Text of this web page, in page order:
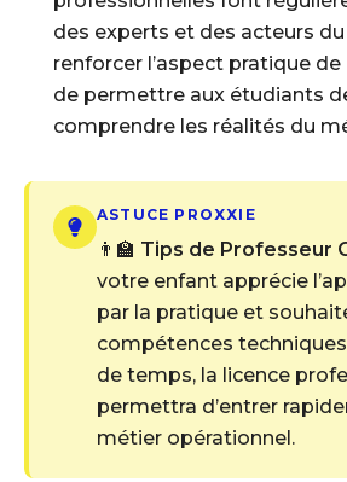
des experts et des acteurs
renforcer l’aspect pratique
de permettre aux étudiants
comprendre les réalités du
ASTUCE PROXXIE
👨‍🏫 Tips de Professeur
votre enfant apprécie
par la pratique et
compétences
de temps, la licence
permettra d’entrer
métier opérationnel.